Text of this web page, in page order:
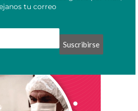
tu correo
Suscribirse